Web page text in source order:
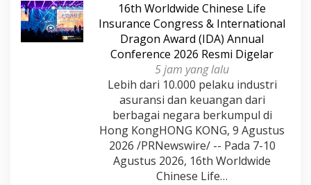
16th Worldwide Chinese Life
Insurance Congress & International
Dragon Award (IDA) Annual
Conference 2026 Resmi Digelar
5 jam yang lalu
Lebih dari 10.000 pelaku industri
asuransi dan keuangan dari
berbagai negara berkumpul di
Hong KongHONG KONG, 9 Agustus
2026 /PRNewswire/ -- Pada 7-10
Agustus 2026, 16th Worldwide
Chinese Life…